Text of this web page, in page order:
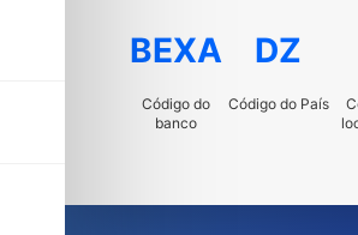
BEXA
Código do
banco
DZ
Código do País